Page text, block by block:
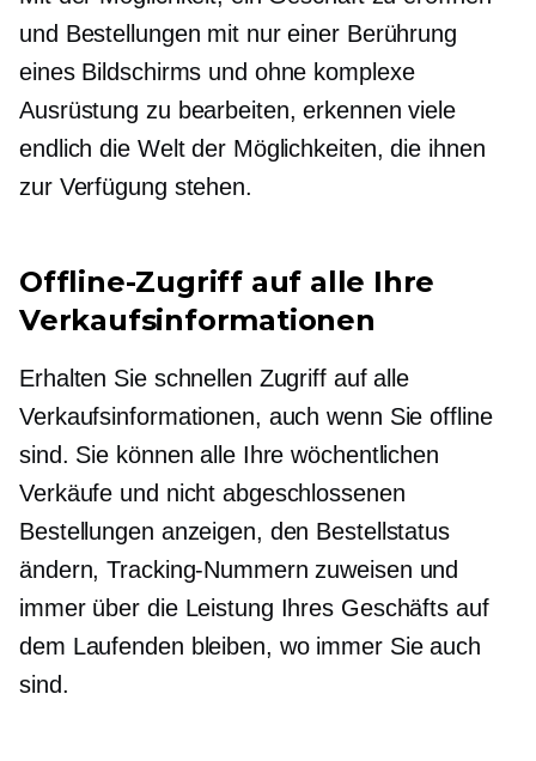
und Bestellungen mit nur einer Berührung
eines Bildschirms und ohne komplexe
Ausrüstung zu bearbeiten, erkennen viele
endlich die Welt der Möglichkeiten, die ihnen
zur Verfügung stehen.
Offline-Zugriff auf alle Ihre
Verkaufsinformationen
Erhalten Sie schnellen Zugriff auf alle
Verkaufsinformationen, auch wenn Sie offline
sind. Sie können alle Ihre wöchentlichen
Verkäufe und nicht abgeschlossenen
Bestellungen anzeigen, den Bestellstatus
ändern, Tracking-Nummern zuweisen und
immer über die Leistung Ihres Geschäfts auf
dem Laufenden bleiben, wo immer Sie auch
sind.